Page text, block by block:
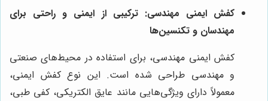
کفش ایمنی مهندسی: ترکیبی از ایمنی و راحتی برای
مهندسان و تکنسین‌ها
کفش ایمنی مهندسی، برای استفاده در محیط‌های صنعتی
و مهندسی طراحی شده است. این نوع کفش ایمنی،
معمولاً دارای ویژگی‌هایی مانند عایق الکتریکی، کفی طبی،